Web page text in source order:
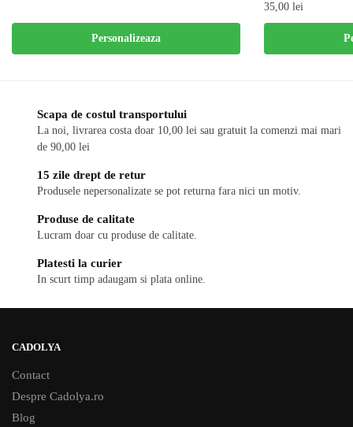
Personalizeaza
35,00 lei
Scapa de costul transportului
La noi, livrarea costa doar 10,00 lei sau gratuit la comenzi mai mari
de 90,00 lei
15 zile drept de retur
Produsele nepersonalizate se pot returna fara nici un motiv.
Produse de calitate
Lucram doar cu produse de calitate.
Platesti la curier
In scurt timp adaugam si plata online.
CADOLYA
Contact
Despre Cadolya.ro
Blog